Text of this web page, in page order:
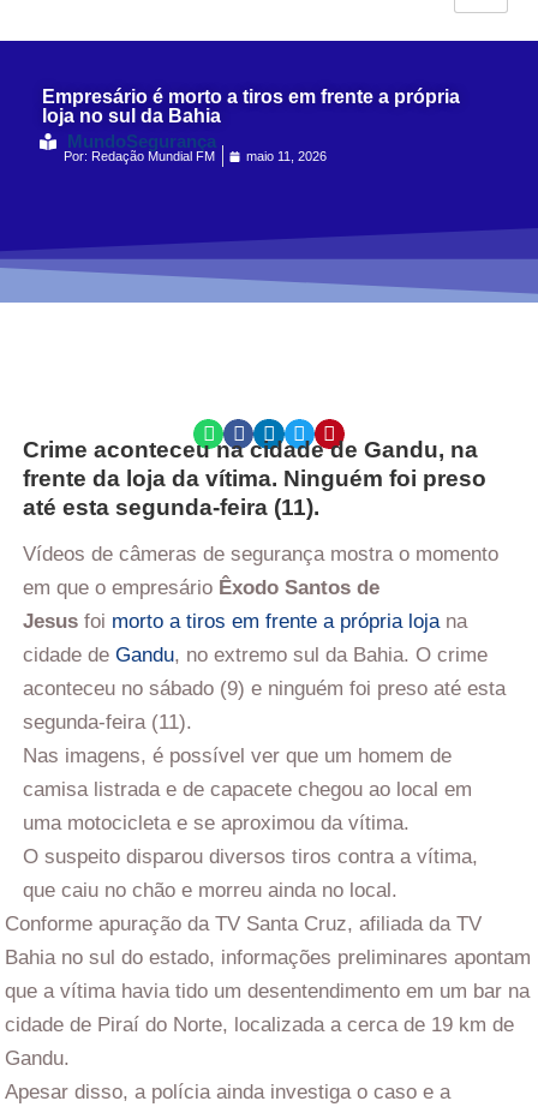
Empresário é morto a tiros em frente a própria
loja no sul da Bahia
MundoSegurança
Por: Redação Mundial FM maio 11, 2026
Crime aconteceu na cidade de Gandu, na
frente da loja da vítima. Ninguém foi preso
até esta segunda-feira (11).
Vídeos de câmeras de segurança mostra o momento
em que o empresário Êxodo Santos de
Jesus foi morto a tiros em frente a própria loja na
cidade de Gandu, no extremo sul da Bahia. O crime
aconteceu no sábado (9) e ninguém foi preso até esta
segunda-feira (11).
Nas imagens, é possível ver que um homem de
camisa listrada e de capacete chegou ao local em
uma motocicleta e se aproximou da vítima.
O suspeito disparou diversos tiros contra a vítima,
que caiu no chão e morreu ainda no local.
Conforme apuração da TV Santa Cruz, afiliada da TV
Bahia no sul do estado, informações preliminares apontam
que a vítima havia tido um desentendimento em um bar na
cidade de Piraí do Norte, localizada a cerca de 19 km de
Gandu.
Apesar disso, a polícia ainda investiga o caso e a